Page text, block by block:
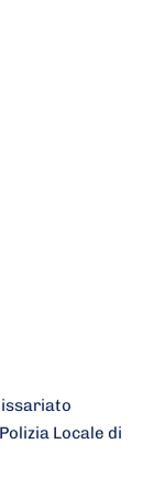
Locale di